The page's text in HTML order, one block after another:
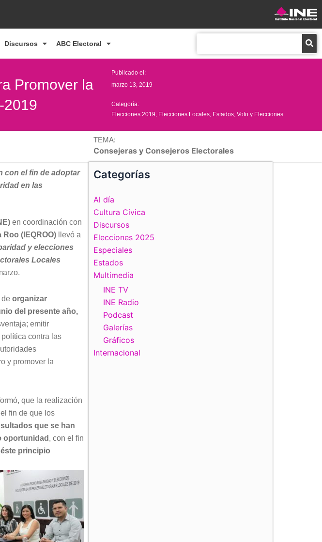
Discursos ABC Electoral
Promover la
2019
Publicado el:
marzo 13, 2019
Categoría:
Elecciones 2019 Elecciones Locales Estados ,Voto y Elecciones
TEMA:
Consejeras y Consejeros Electorales
con el fin de adoptar
en las
en coordinación con
(IEQROO) llevó a
y elecciones
Locales
de organizar
del presente año,
emitir
contra las
y promover la
que la realización
fin de que los
que se han
oportunidad , con el fin
principio
Categorías
Al día
Cultura Cívica
Discursos
Elecciones 2025
Especiales
Estados
Multimedia
INE TV
INE Radio
Podcast
Galerías
Gráficos
Internacional